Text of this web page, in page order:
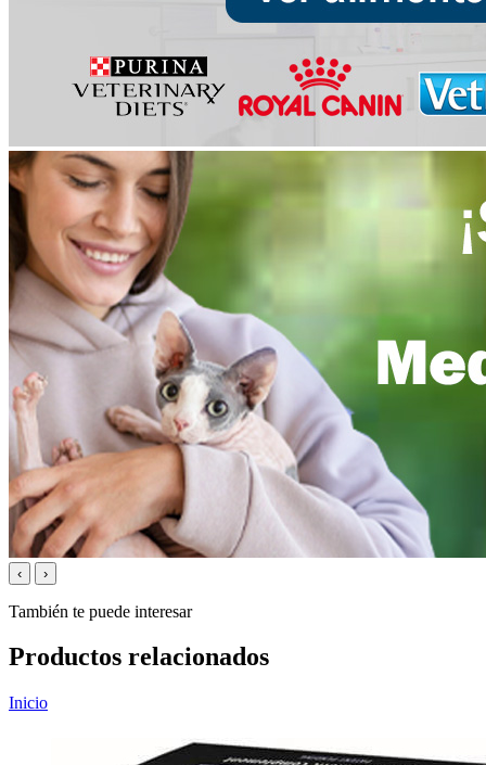
‹ ›
También te puede interesar
Productos relacionados
Inicio